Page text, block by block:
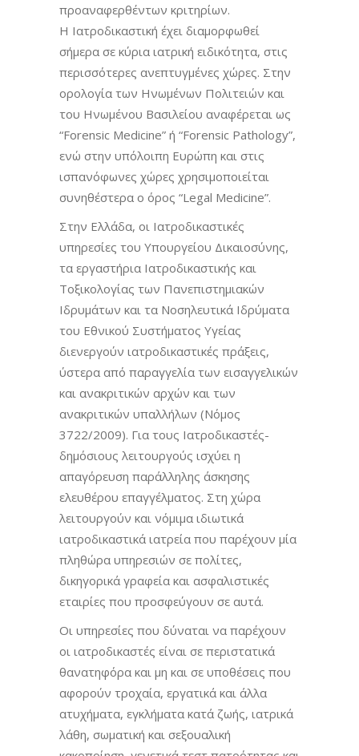
προαναφερθέντων κριτηρίων.
Η Ιατροδικαστική έχει διαμορφωθεί
σήμερα σε κύρια ιατρική ειδικότητα, στις
περισσότερες ανεπτυγμένες χώρες. Στην
ορολογία των Ηνωμένων Πολιτειών και
του Ηνωμένου Βασιλείου αναφέρεται ως
“Forensic Medicine” ή “Forensic Pathology”,
ενώ στην υπόλοιπη Ευρώπη και στις
ισπανόφωνες χώρες χρησιμοποιείται
συνηθέστερα ο όρος “Legal Medicine”.
Στην Ελλάδα, οι Ιατροδικαστικές
υπηρεσίες του Υπουργείου Δικαιοσύνης,
τα εργαστήρια Ιατροδικαστικής και
Τοξικολογίας των Πανεπιστημιακών
Ιδρυμάτων και τα Νοσηλευτικά Ιδρύματα
του Εθνικού Συστήματος Υγείας
διενεργούν ιατροδικαστικές πράξεις,
ύστερα από παραγγελία των εισαγγελικών
και ανακριτικών αρχών και των
ανακριτικών υπαλλήλων (Νόμος
3722/2009). Για τους Ιατροδικαστές-
δημόσιους λειτουργούς ισχύει η
απαγόρευση παράλληλης άσκησης
ελευθέρου επαγγέλματος. Στη χώρα
λειτουργούν και νόμιμα ιδιωτικά
ιατροδικαστικά ιατρεία που παρέχουν μία
πληθώρα υπηρεσιών σε πολίτες,
δικηγορικά γραφεία και ασφαλιστικές
εταιρίες που προσφεύγουν σε αυτά.
Οι υπηρεσίες που δύναται να παρέχουν
οι ιατροδικαστές είναι σε περιστατικά
θανατηφόρα και μη και σε υποθέσεις που
αφορούν τροχαία, εργατικά και άλλα
ατυχήματα, εγκλήματα κατά ζωής, ιατρικά
λάθη, σωματική και σεξουαλική